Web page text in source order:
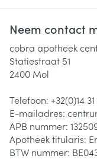
Neem contact
cobra apotheek
Statiestraat 51
2400 Mol
Telefoon: +32(0)14
E-mailadres:
APB nummer:
Apotheek titularis:
BTW nummer: